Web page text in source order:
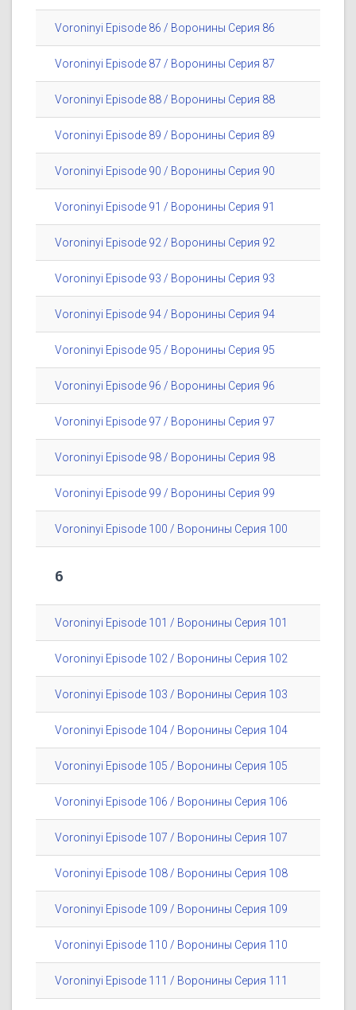
Voroninyi Episode 86 / Воронины Серия 86
Voroninyi Episode 87 / Воронины Серия 87
Voroninyi Episode 88 / Воронины Серия 88
Voroninyi Episode 89 / Воронины Серия 89
Voroninyi Episode 90 / Воронины Серия 90
Voroninyi Episode 91 / Воронины Серия 91
Voroninyi Episode 92 / Воронины Серия 92
Voroninyi Episode 93 / Воронины Серия 93
Voroninyi Episode 94 / Воронины Серия 94
Voroninyi Episode 95 / Воронины Серия 95
Voroninyi Episode 96 / Воронины Серия 96
Voroninyi Episode 97 / Воронины Серия 97
Voroninyi Episode 98 / Воронины Серия 98
Voroninyi Episode 99 / Воронины Серия 99
Voroninyi Episode 100 / Воронины Серия 100
6
Voroninyi Episode 101 / Воронины Серия 101
Voroninyi Episode 102 / Воронины Серия 102
Voroninyi Episode 103 / Воронины Серия 103
Voroninyi Episode 104 / Воронины Серия 104
Voroninyi Episode 105 / Воронины Серия 105
Voroninyi Episode 106 / Воронины Серия 106
Voroninyi Episode 107 / Воронины Серия 107
Voroninyi Episode 108 / Воронины Серия 108
Voroninyi Episode 109 / Воронины Серия 109
Voroninyi Episode 110 / Воронины Серия 110
Voroninyi Episode 111 / Воронины Серия 111